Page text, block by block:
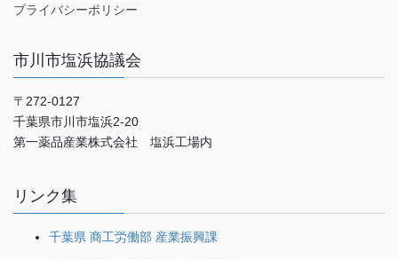
プライバシーポリシー
市川市塩浜協議会
〒272-0127
千葉県市川市塩浜2-20
第一薬品産業株式会社 塩浜工場内
リンク集
千葉県 商工労働部 産業振興課